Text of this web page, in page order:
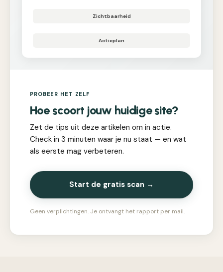
Zichtbaarheid
Actieplan
PROBEER HET ZELF
Hoe scoort jouw huidige site?
Zet de tips uit deze artikelen om in actie.
Check in 3 minuten waar je nu staat — en wat
als eerste mag verbeteren.
Start de gratis scan →
Geen verplichtingen. Je ontvangt het rapport per mail.